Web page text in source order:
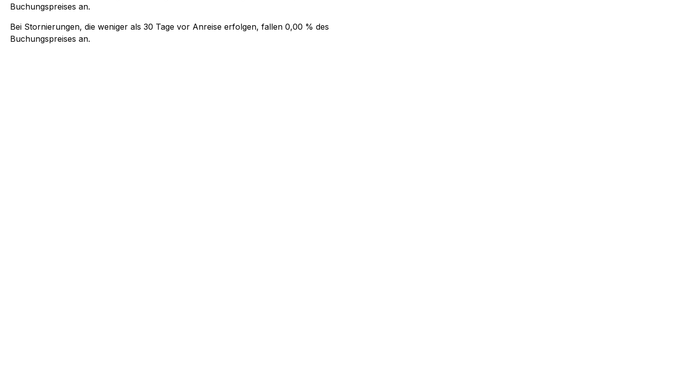
Buchungspreises an.
Bei Stornierungen, die weniger als 30 Tage vor Anreise erfolgen, fallen 0,00 % des
Buchungspreises an.